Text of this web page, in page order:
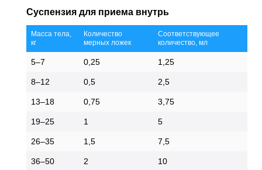
Суспензия для приема внутрь
Масса тела,
кг
Количество
мерных ложек
Соответствующее
количество, мл
5–7 0,25 1,25
8–12 0,5 2,5
13–18 0,75 3,75
19–25 1 5
26–35 1,5 7,5
36–50 2 10